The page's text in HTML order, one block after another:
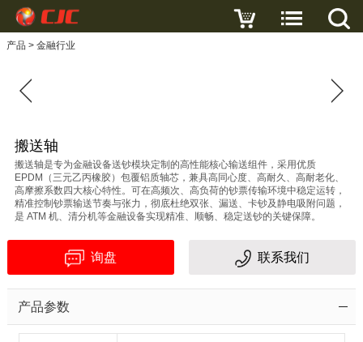
产品 > 金融行业
搬送轴
搬送轴是专为金融设备送钞模块定制的高性能核心输送组件，采用优质
EPDM（三元乙丙橡胶）包覆铝质轴芯，兼具高同心度、高耐久、高耐老化、
高摩擦系数四大核心特性。可在高频次、高负荷的钞票传输环境中稳定运转，
精准控制钞票输送节奏与张力，彻底杜绝双张、漏送、卡钞及静电吸附问题，
是 ATM 机、清分机等金融设备实现精准、顺畅、稳定送钞的关键保障。
询盘 联系我们
产品参数
写评论
名
字
邮
主